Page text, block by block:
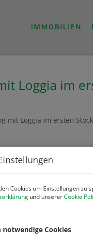
IMMOBILIEN
Loggia im
Cookies um Einstellungen zu
und unsererCookie
notwendige Cookies